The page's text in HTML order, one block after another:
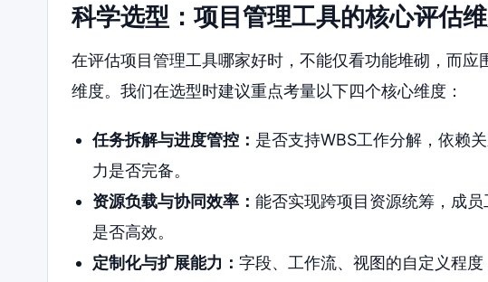
科学选型：项目管理工具的核心评估
在评估项目管理工具哪家好时，不能仅看功能堆砌，而应
维度。我们在选型时建议重点考量以下四个核心维度：
任务拆解与进度管控： 是否支持WBS工作分解，依赖
力是否完备。
资源负载与协同效率： 能否实现跨项目资源统筹，成
是否高效。
定制化与扩展能力： 字段、工作流、视图的自定义程